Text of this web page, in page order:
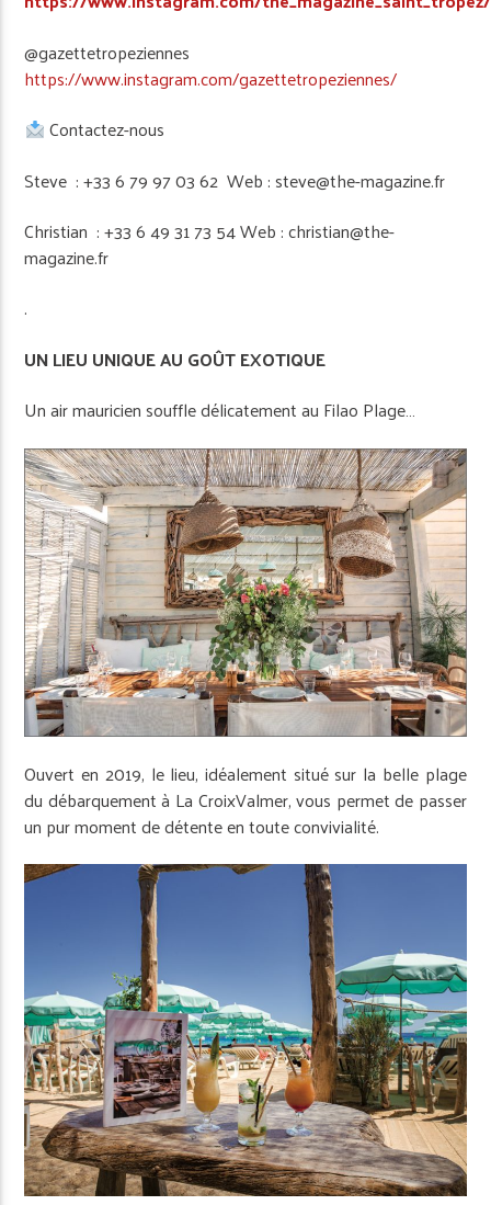
@gazettetropeziennes
https://www.instagram.com/gazettetropeziennes/
Contactez-nous
Steve : +33 6 79 97 03 62 Web : steve@the-magazine.fr
Christian : +33 6 49 31 73 54 Web : christian@the-
magazine.fr
.
UN LIEU UNIQUE AU GOÛT EXOTIQUE
Un air mauricien souffle délicatement au Filao Plage…
Ouvert en 2019, le lieu, idéalement situé sur la belle plage
du débarquement à La Croix­Valmer, vous permet de passer
un pur moment de détente en toute convivialité.